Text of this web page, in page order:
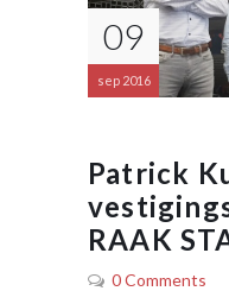
09
sep 2016
Patrick
RAAK
0 Comments